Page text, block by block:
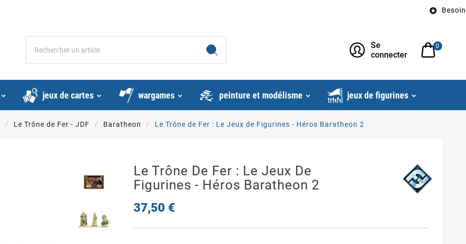
Besoin
Se
connecter
0
jeux de cartes wargames peinture et modélisme jeux de figurines
Le Trône de Fer - JDF Baratheon Le Trône de Fer : Le Jeux de Figurines - Héros Baratheon 2
Le Trône De Fer : Le Jeux De
Figurines - Héros Baratheon 2
37,50 €